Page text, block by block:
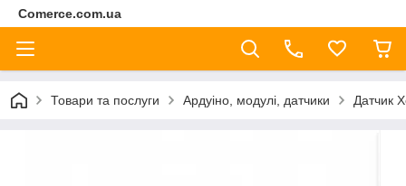
Comerce.com.ua
Товари та послуги Ардуіно, модулі, датчики Датчик